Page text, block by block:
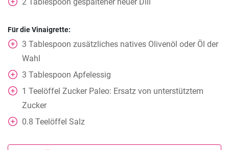
Für die Vinaigrette:
3 Tablespoon zusätzliches natives Olivenöl oder Öl der
Wahl
3 Tablespoon Apfelessig
1 Teelöffel Zucker Paleo: Ersatz von unterstütztem
Zucker
0.8 Teelöffel Salz